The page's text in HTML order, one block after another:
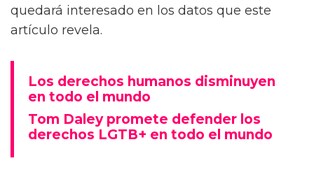
quedará interesado en los datos que este
artículo revela.
Los derechos humanos disminuyen
en todo el mundo
Tom Daley promete defender los
derechos LGTB+ en todo el mundo